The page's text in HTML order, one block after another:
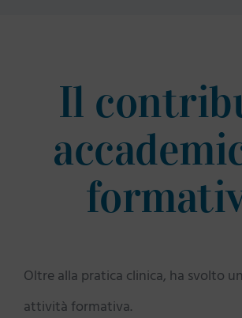
Il
Oltre alla pratica clinica, ha svolto
attività formativa.